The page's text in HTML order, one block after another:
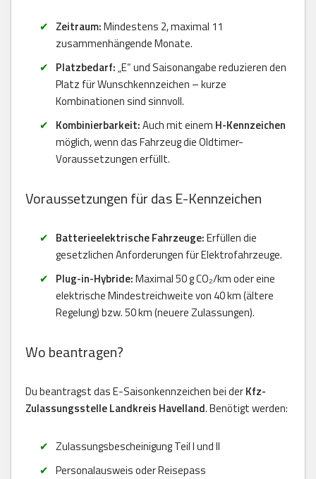
Zeitraum:Mindestens 2, maximal 11
zusammenhängende Monate.
Platzbedarf:„E“ und Saisonangabe reduzieren den
Platz für Wunschkennzeichen – kurze
Kombinationen sind sinnvoll.
Kombinierbarkeit:Auch mit einem H-Kennzeichen
möglich, wenn das Fahrzeug die Oldtimer-
Voraussetzungen erfüllt.
Voraussetzungen für das E-Kennzeichen
Batterieelektrische Fahrzeuge:Erfüllen die
gesetzlichen Anforderungen für Elektrofahrzeuge.
Plug-in-Hybride:Maximal 50 g CO₂/km oder eine
elektrische Mindestreichweite von 40 km (ältere
Regelung) bzw. 50 km (neuere Zulassungen).
Wo beantragen?
Du beantragst das E-Saisonkennzeichen bei derKfz-
Zulassungsstelle Landkreis Havelland. Benötigt werden:
Zulassungsbescheinigung Teil I und II
Personalausweis oder Reisepass